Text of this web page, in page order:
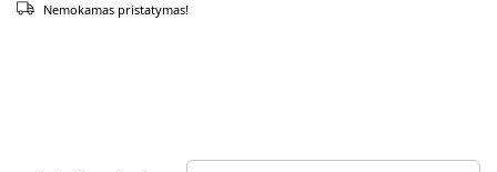
Nemokamas pristatymas!